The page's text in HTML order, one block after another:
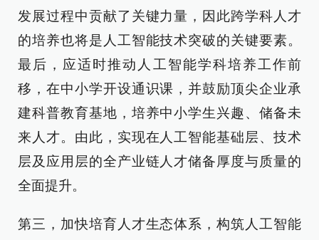
发展过程中贡献了关键力量，因此跨学科人才
的培养也将是人工智能技术突破的关键要素。
最后，应适时推动人工智能学科培养工作前
移，在中小学开设通识课，并鼓励顶尖企业承
建科普教育基地，培养中小学生兴趣、储备未
来人才。由此，实现在人工智能基础层、技术
层及应用层的全产业链人才储备厚度与质量的
全面提升。
第三，加快培育人才生态体系，构筑人工智能